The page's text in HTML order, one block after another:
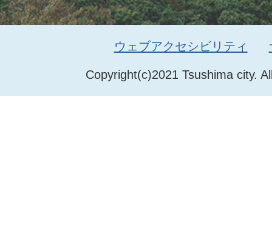
Copyright(c)2021 Tsushima city.
ウェブアクセシビリティ